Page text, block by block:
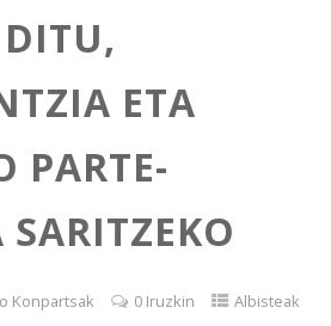
ETA
PARTE-
SARITZEKO
Konpartsak 0 Iruzkin Albisteak